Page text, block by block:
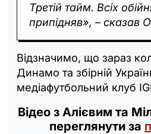
Третій тайм. Всіх
припідняв», – сказав
Відзначимо, що зараз
Динамо та збірній
медіафутбольний клуб
Відео з Алієвим та
переглянути за